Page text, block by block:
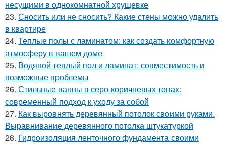
несущими в однокомнатной хрущевке
23. Сносить или не сносить? Какие стены можно удалить
в квартире
24. Теплые полы с ламинатом: как создать комфортную
атмосферу в вашем доме
25. Водяной теплый пол и ламинат: совместимость и
возможные проблемы
26. Стильные ванны в серо-коричневых тонах:
современный подход к уходу за собой
27. Как выровнять деревянный потолок своими руками.
Выравнивание деревянного потолка штукатуркой
28. Гидроизоляция ленточного фундамента своими